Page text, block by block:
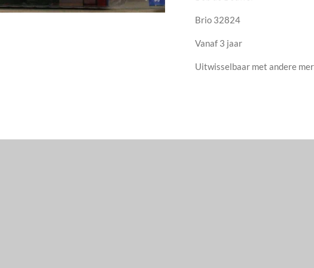
Brio 32824
Vanaf 3 jaar
Uitwisselbaar met andere